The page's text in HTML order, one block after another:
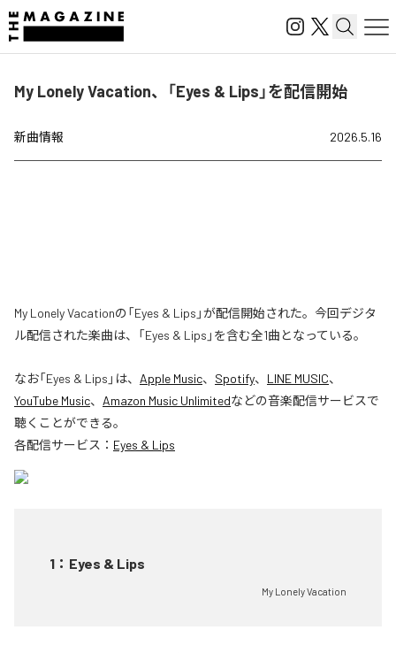
My Lonely Vacation、「Eyes & Lips」を配信開始
新曲情報 2026.5.16
My Lonely Vacationの「Eyes & Lips」が配信開始された。今回デジタ
ル配信された楽曲は、「Eyes & Lips」を含む全1曲となっている。
なお「Eyes & Lips 」は、 Apple Music、 Spotify、 LINE MUSIC、
YouTube Music、 Amazon Music Unlimitedなどの音楽配信サービスで
聴くことができる。
各配信サービス： Eyes & Lips
1 ： Eyes & Lips
My Lonely Vacation